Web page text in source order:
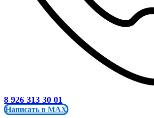
8 926 313 30 01
Написать в MAX